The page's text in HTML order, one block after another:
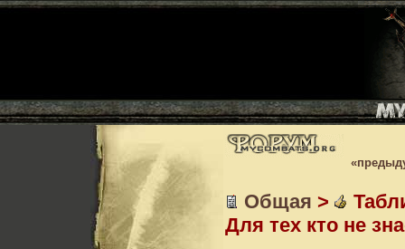
Общая >
Для тех кто не